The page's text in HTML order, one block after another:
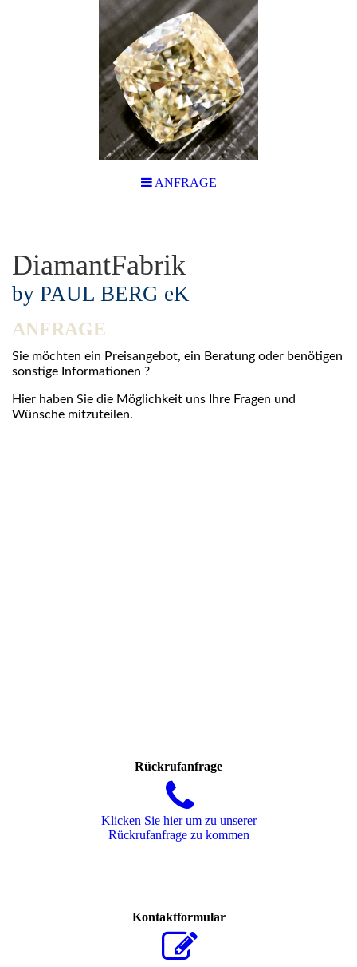
ANFRAGE
DiamantFabrik
by PAUL BERG eK
ANFRAGE
Sie möchten ein Preisangebot, ein Beratung oder benötigen
sonstige Informationen ?
Hier haben Sie die Möglichkeit uns Ihre Fragen und
Wünsche mitzuteilen.
Rückrufanfrage
Klicken Sie hier um zu unserer
Rückrufanfrage zu kommen
Kontaktformular